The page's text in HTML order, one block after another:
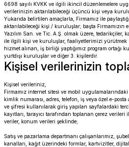
6698 sayılı KVKK ve ilgili ikincil düzenlemelere
verilerinizin aktarılabileceği üçüncü kişi veya
Yukarıda belirtilen amaçlarla, Firmamız ile
aktarılabileceği kişi / kuruluşlar; başta Firmamızın
Yazılım San. ve Tic. A.Ş. olmak üzere,
ile ilgili kişi ve kuruluşlar, faaliyetlerimizi yürütmek
hizmet alınan, iş birliği yaptığımız program ortağı
yurtdışı kuruluşlar ve diğer 3. kişilerdir.
Kişisel verilerinizin
Kişisel verileriniz,
Firmamız internet sitesi ve mobil uygulamalarındaki
kimlik numarası, adres, telefon, iş veya özel e-posta
ve şifresi kullanılarak giriş yapılan sayfalardaki
kayıtları, tarayıcı tarafından toplanan çerez verileri
veriler, konum verileri şeklinde;
Satış ve pazarlama departmanı çalışanlarımız,
kanalları, kağıt üzerindeki formlar, kartvizitler,